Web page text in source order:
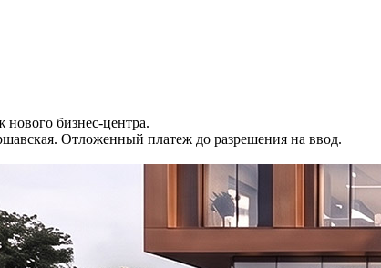
бизнес-центра.
Отложенный платеж до разрешения на ввод.